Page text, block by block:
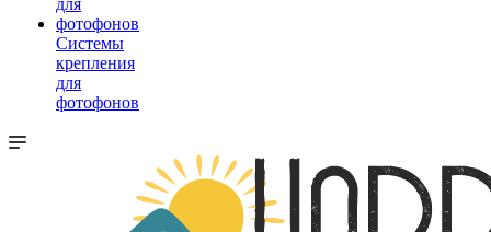
Системы
крепления
для
фотофонов